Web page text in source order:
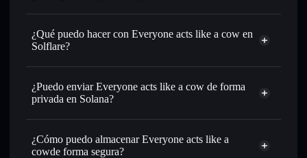
Everyone acts like a cow no está verificado
¿Qué puedo hacer con Everyone acts like a cow en
Solflare?
Everyone acts like a cow cartera de Solflare
Intercambiar al instante
: operar con COWS para SOL,
de órdenes inteligente para el mejor precio disponible
Establecer órdenes límite: automatizar las operaciones en
tu precio objetivo para COWS
¿Puedo enviar Everyone acts like a cow de forma
privada en Solana?
agregador de privacidad
¿Cómo puedo almacenar Everyone acts like a
cowde forma segura?